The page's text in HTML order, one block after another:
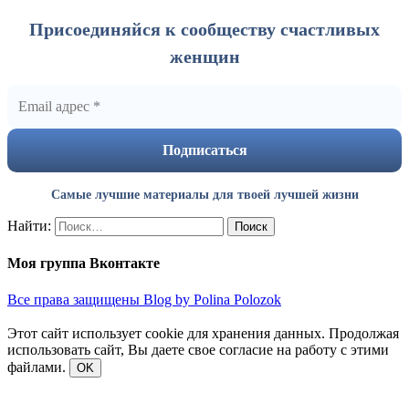
Присоединяйся к сообществу счастливых
женщин
Самые лучшие материалы для твоей лучшей жизни
Найти:
Моя группа Вконтакте
Все права защищены Blog by Polina Polozok
Этот сайт использует cookie для хранения данных. Продолжая
использовать сайт, Вы даете свое согласие на работу с этими
файлами.
OK